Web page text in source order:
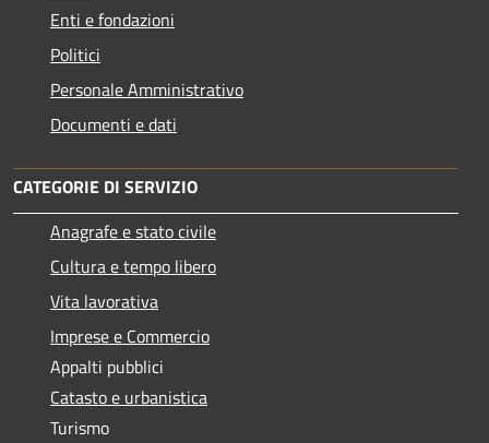
Enti e fondazioni
Politici
Personale Amministrativo
Documenti e dati
CATEGORIE DI SERVIZIO
Anagrafe e stato civile
Cultura e tempo libero
Vita lavorativa
Imprese e Commercio
Appalti pubblici
Catasto e urbanistica
Turismo